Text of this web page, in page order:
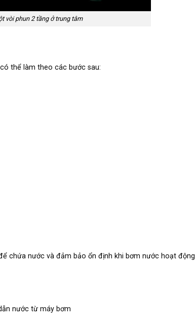
vòi phun 2 tầng ở trung tâm
thể làm theo các bước sau:
chứa nước và đảm bảo ổn định khi bơm nước hoạt động.
nước từ máy bơm